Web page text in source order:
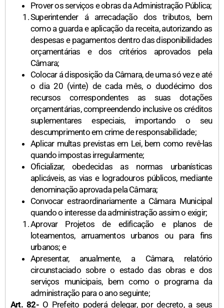
Prover os serviços e obras da Administração Pública;
Superintender á arrecadação dos tributos, bem
como a guarda e aplicação da receita, autorizando as
despesas e pagamentos dentro das disponibilidades
orçamentárias e dos critérios aprovados pela
Câmara;
Colocar á disposição da Câmara, de uma só vez e até
o dia 20 (vinte) de cada mês, o duodécimo dos
recursos correspondentes as suas dotações
orçamentárias, compreendendo inclusive os créditos
suplementares especiais, importando o seu
descumprimento em crime de responsabilidade;
Aplicar multas previstas em Lei, bem como revê-las
quando impostas irregularmente;
Oficializar, obedecidas as normas urbanísticas
aplicáveis, as vias e logradouros públicos, mediante
denominação aprovada pela Câmara;
Convocar estraordinariamente a Câmara Municipal
quando o interesse da administração assim o exigir;
Aprovar Projetos de edificação e planos de
loteamentos, arruamentos urbanos ou para fins
urbanos; e
Apresentar, anualmente, a Câmara, relatório
circunstaciado sobre o estado das obras e dos
serviços municipais, bem como o programa da
administração para o ano seguinte;
Art. 82-O Prefeito poderá delegar, por decreto, a seus